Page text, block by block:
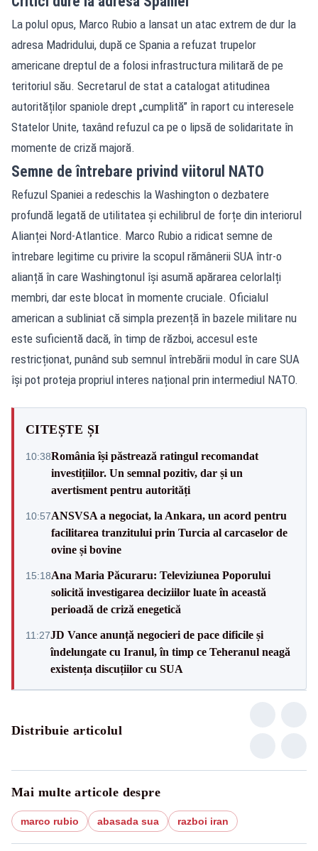
La polul opus, Marco Rubio a lansat un atac extrem de dur la
adresa Madridului, după ce Spania a refuzat trupelor
americane dreptul de a folosi infrastructura militară de pe
teritoriul său. Secretarul de stat a catalogat atitudinea
autorităților spaniole drept „cumplită” în raport cu interesele
Statelor Unite, taxând refuzul ca pe o lipsă de solidaritate în
momente de criză majoră.
Semne de întrebare privind viitorul NATO
Refuzul Spaniei a redeschis la Washington o dezbatere
profundă legată de utilitatea și echilibrul de forțe din interiorul
Alianței Nord-Atlantice. Marco Rubio a ridicat semne de
întrebare legitime cu privire la scopul rămânerii SUA într-o
alianță în care Washingtonul își asumă apărarea celorlalți
membri, dar este blocat în momente cruciale. Oficialul
american a subliniat că simpla prezență în bazele militare nu
este suficientă dacă, în timp de război, accesul este
restricționat, punând sub semnul întrebării modul în care SUA
își pot proteja propriul interes național prin intermediul NATO.
CITEȘTE ȘI
10:38România își păstrează ratingul recomandat
investițiilor. Un semnal pozitiv, dar și un
avertisment pentru autorități
10:57ANSVSA a negociat, la Ankara, un acord pentru
facilitarea tranzitului prin Turcia al carcaselor de
ovine și bovine
15:18Ana Maria Păcuraru: Televiziunea Poporului
solicită investigarea deciziilor luate în această
perioadă de criză enegetică
11:27JD Vance anunță negocieri de pace dificile și
îndelungate cu Iranul, în timp ce Teheranul neagă
existența discuțiilor cu SUA
Distribuie articolul
Mai multe articole despre
marco rubio abasada sua razboi iran